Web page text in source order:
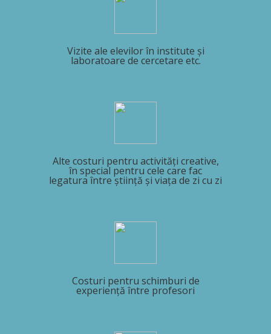
Vizite ale elevilor în institute și
laboratoare de cercetare etc.
Alte costuri pentru activități creative,
în special pentru cele care fac
legatura între știință și viața de zi cu zi
Costuri pentru schimburi de
experiență între profesori